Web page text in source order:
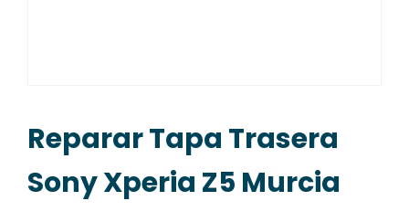
Reparar Tapa Trasera
Sony Xperia Z5 Murcia